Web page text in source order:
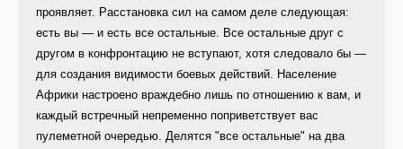
проявляет. Расстановка сил на самом деле следующая:
есть вы — и есть все остальные. Все остальные друг с
другом в конфронтацию не вступают, хотя следовало бы —
для создания видимости боевых действий. Население
Африки настроено враждебно лишь по отношению к вам, и
каждый встречный непременно поприветствует вас
пулеметной очередью. Делятся "все остальные" на два